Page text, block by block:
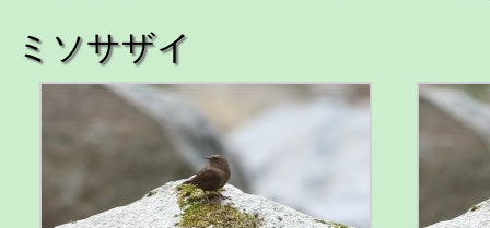
ミソサザイ